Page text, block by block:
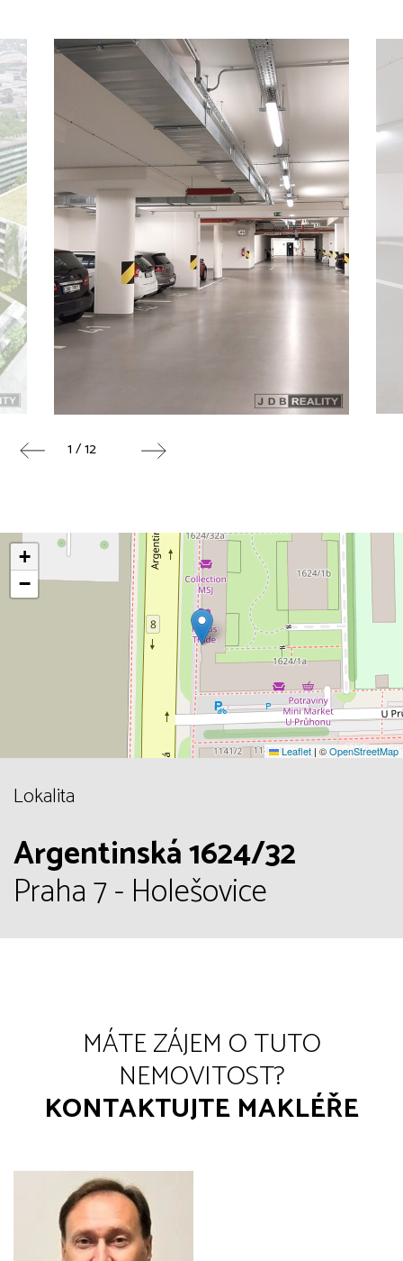
1 / 12
+
−
Leaflet| ©OpenStreetMap
Lokalita
Argentinská 1624/32
Praha 7 - Holešovice
MÁTE ZÁJEM O TUTO
NEMOVITOST?
KONTAKTUJTE MAKLÉŘE